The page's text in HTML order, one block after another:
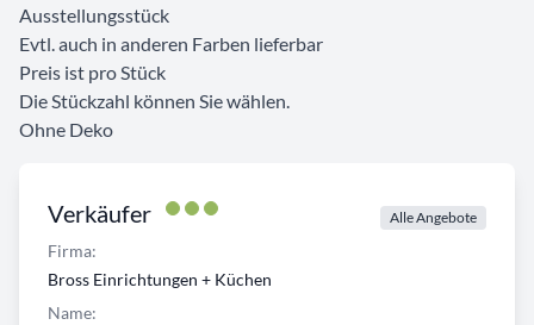
Verkäufer Alle Angebote
Firma:
Bross Einrichtungen + Küchen
Name:
Ausstellungsstück
Evtl. auch in anderen Farben lieferbar
Preis ist pro Stück
Die Stückzahl können Sie wählen.
Ohne Deko